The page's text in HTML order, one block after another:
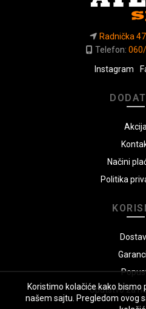
Radnička
Telefon:
Instagram
Akcija
Načini
Politika
Uputstvo za
Koristimo kolačiće kako bismo
našem sajtu. Pregledom ovog